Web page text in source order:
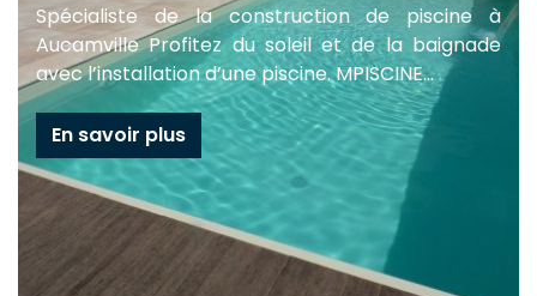
Spécialiste de la construction de piscine à
Aucamville Profitez du soleil et de la baignade
avec l’installation d’une piscine. MPISCINE...
En savoir plus